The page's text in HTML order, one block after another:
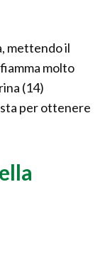
mettendo il
molto
(14)
per ottenere